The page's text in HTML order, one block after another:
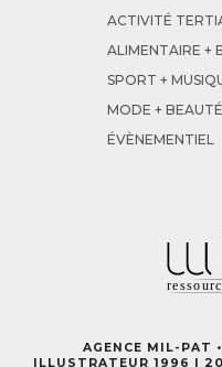
ACTIVITÉ
ALIMENTAIRE +
SPORT +
MODE +
ÉVÈNEMENTIEL
AGENCE MIL-PAT
ILLUSTRATEUR 1996 |